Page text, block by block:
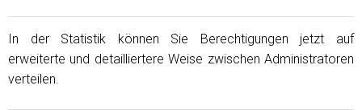
In der Statistik können Sie Berechtigungen jetzt auf
erweiterte und detailliertere Weise zwischen Administratoren
verteilen.